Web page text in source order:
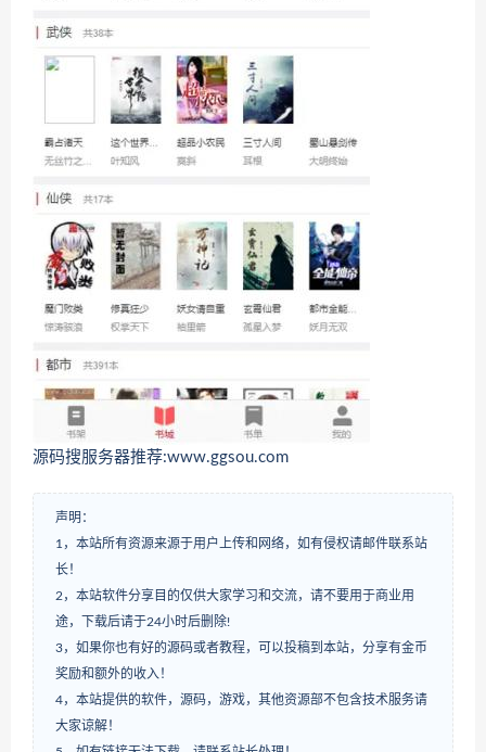
源码搜服务器推荐:www.ggsou.com
声明：
1，本站所有资源来源于用户上传和网络，如有侵权请邮件联系站
长！
2，本站软件分享目的仅供大家学习和交流，请不要用于商业用
途，下载后请于24小时后删除!
3，如果你也有好的源码或者教程，可以投稿到本站，分享有金币
奖励和额外的收入！
4，本站提供的软件，源码，游戏，其他资源部不包含技术服务请
大家谅解！